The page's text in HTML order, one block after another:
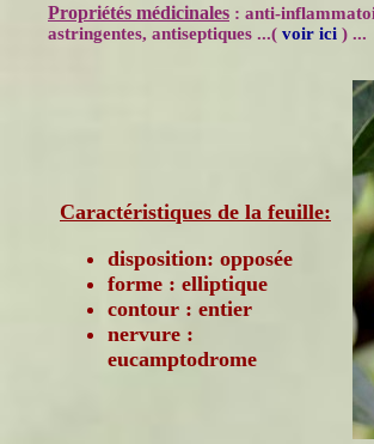
Propriétés médicinales : anti-
astringentes, antiseptiques ...( voir ici ) ...
Caractéristiques de la feuille:
disposition: opposée
forme : elliptique
contour : entier
nervure :
eucamptodrome